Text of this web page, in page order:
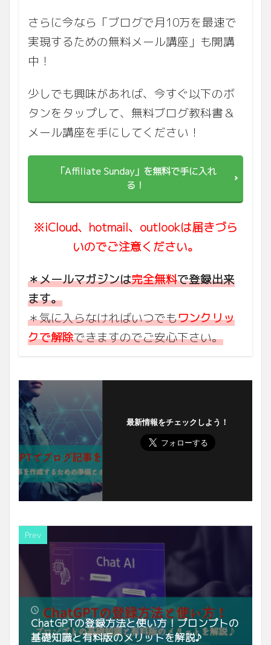
さらに今なら「ブログで月10万を最速で
実現するための無料メール講座」も開講
中！
少しでも興味があれば、今すぐ以下のボ
タンをタップして、無料ブログ教科書＆
メール講座を手にしてください！
「Affiliate Sunday」を無料で手に入れ
る！
※iCloud、hotmail、outlookは届きづら
いのでご注意ください。
＊メールマガジンは完全無料で登録出来
ます。
＊気に入らなければいつでもワンクリッ
クで解除できますのでご安心下さい。
最新情報をチェックしよう！
Prev
ChatGPTの登録方法と使い方！プロンプトの
基礎知識と有料版のメリットを解説♪